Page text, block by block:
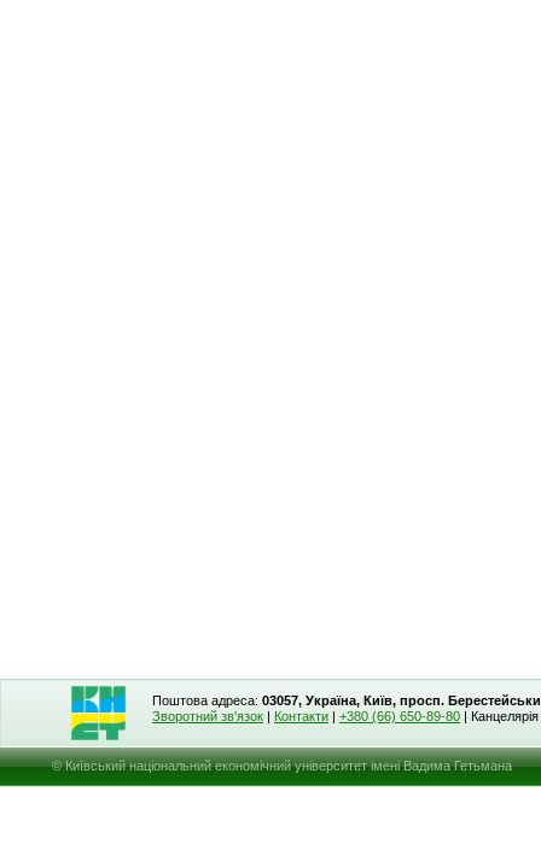
Поштова адреса: 03057, Україна, Київ, просп.
Зворотний зв'язок | Контакти | +380 (66) 650-89-80 | Канцелярія
© Київський національний економічний університет імені Вадима Гетьмана